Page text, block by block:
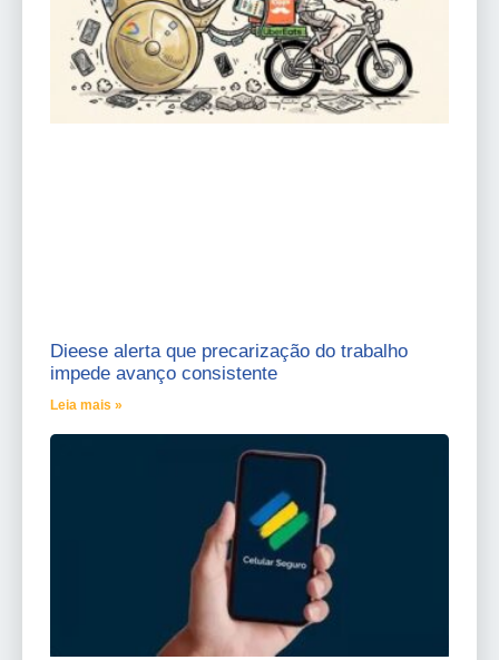
Dieese alerta que precarização do trabalho
impede avanço consistente
Leia mais »